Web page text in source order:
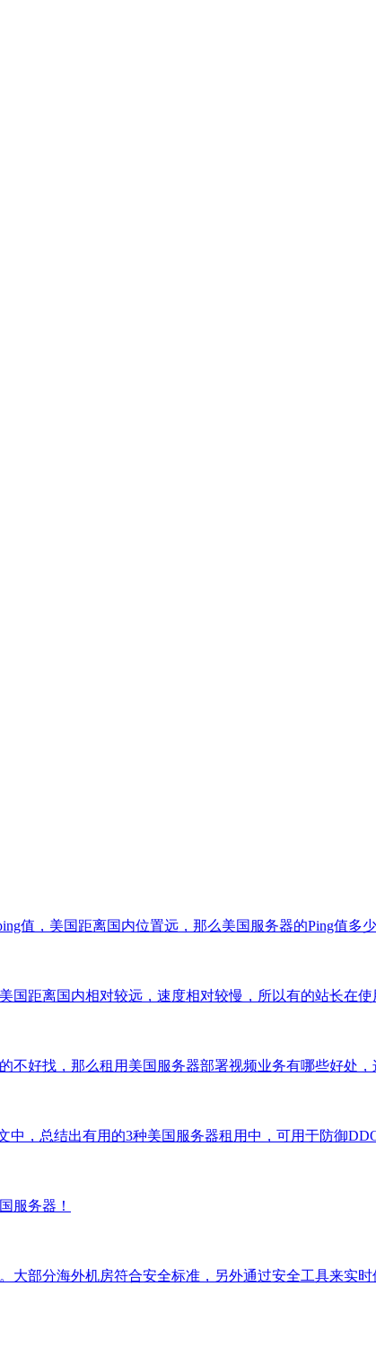
值，美国距离国内位置远，那么美国服务器的Ping值多
距离国内相对较远，速度相对较慢，所以有的站长在使
好找，那么租用美国服务器部署视频业务有哪些好处，
，总结出有用的3种美国服务器租用中，可用于防御
服务器！
大部分海外机房符合安全标准，另外通过安全工具来实